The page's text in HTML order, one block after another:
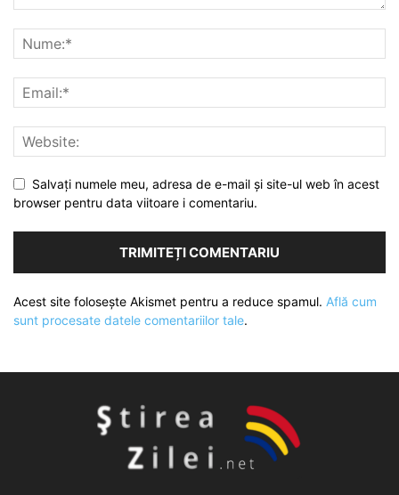
Salvați numele meu, adresa de e-mail și site-ul web în acest
browser pentru data viitoare i comentariu.
Acest site folosește Akismet pentru a reduce spamul. Află cum
sunt procesate datele comentariilor tale.